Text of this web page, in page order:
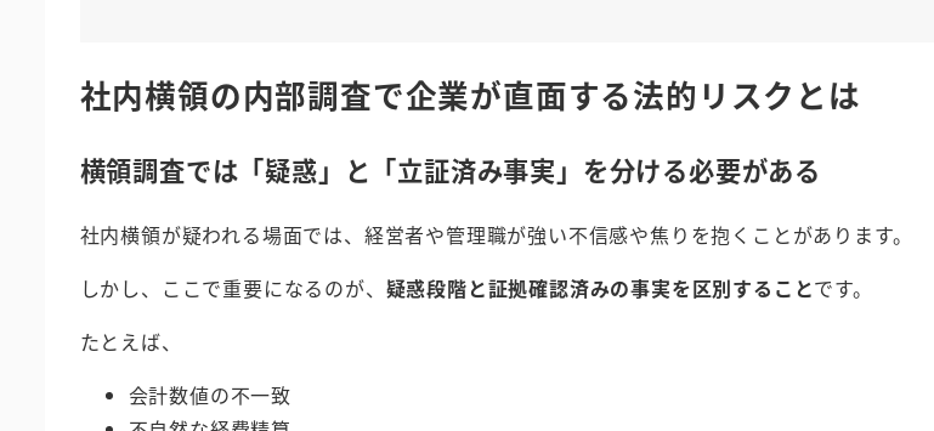
社内横領の内部調査で企業が直面する法的リスクとは
横領調査では「疑惑」と「立証済み事実」を分ける必要がある
社内横領が疑われる場面では、経営者や管理職が強い不信感や焦りを抱くことがあります。
しかし、ここで重要になるのが、 疑惑段階と証拠確認済みの事実を区別することです。
たとえば、
会計数値の不一致